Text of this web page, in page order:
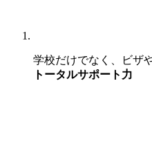
学校だけでなく、ビザ
トータルサポート力